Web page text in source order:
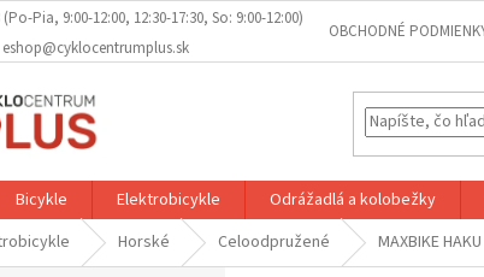
(Po-Pia, 9:00-12:00, 12:30-17:30, So: 9:00-12:00)
eshop@cyklocentrumplus.sk
OBCHODNÉ
Bicykle Elektrobicykle Odrážadlá a kolobežky
Horské Celoodpružené MAXBIKE